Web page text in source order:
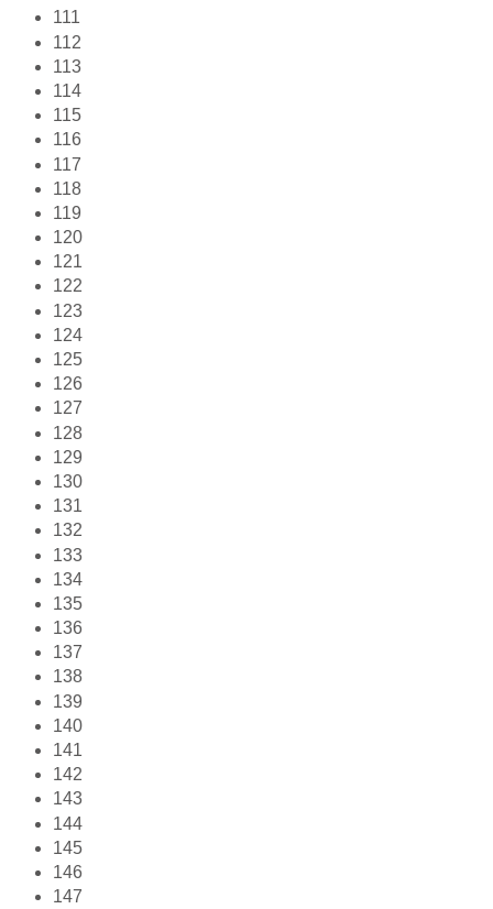
111
112
113
114
115
116
117
118
119
120
121
122
123
124
125
126
127
128
129
130
131
132
133
134
135
136
137
138
139
140
141
142
143
144
145
146
147